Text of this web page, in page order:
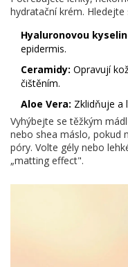
hydratační krém. Hledejte
Hyaluronovou
epidermis.
Ceramidy: Opravují
čištěním.
Aloe Vera: Zklidňuje a
Vyhýbejte se těžkým
nebo shea máslo, pokud
póry. Volte gély nebo
„matting effect".